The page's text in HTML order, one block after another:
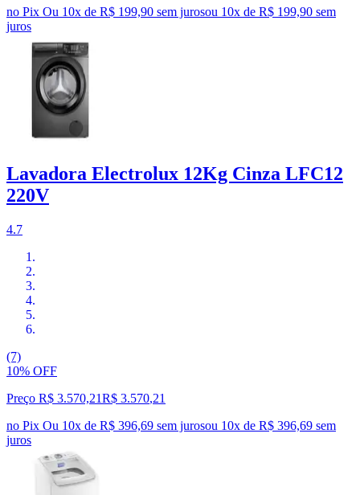
no Pix Ou 10x de R$ 199,90 sem jurosou 10x de R$ 199,90 sem
juros
Lavadora Electrolux 12Kg Cinza LFC12
220V
4.7
(7)
10% OFF
Preço R$ 3.570,21R$ 3.570,21
no Pix Ou 10x de R$ 396,69 sem jurosou 10x de R$ 396,69 sem
juros